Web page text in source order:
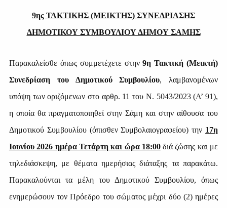
9ης ΤΑΚΤΙΚΗΣ (ΜΕΙΚΤΗΣ) ΣΥΝΕΔΡΙΑΣΗΣ
ΔΗΜΟΤΙΚΟΥ ΣΥΜΒΟΥΛΙΟΥ ΔΗΜΟΥ ΣΑΜΗΣ
Παρακαλείσθε όπως συμμετέχετε στην9η Τακτική (Μεικτή)
Συνεδρίαση του Δημοτικού Συμβουλίου, λαμβανομένων
υπόψη των οριζόμενων στο αρθρ. 11 του Ν. 5043/2023 (Α’ 91),
η οποία θα πραγματοποιηθεί στην Σάμη και στην αίθουσα του
Δημοτικού Συμβουλίου (όπισθεν Συμβολαιογραφείου) την 17η
Ιουνίου 2026 ημέρα Τετάρτη και ώρα 18:00 διά ζώσης και με
τηλεδιάσκεψη, με θέματα ημερήσιας διάταξης τα παρακάτω.
Παρακαλούνται τα μέλη του Δημοτικού Συμβουλίου, όπως
ενημερώσουν τον Πρόεδρο του σώματος μέχρι δύο (2) ημέρες